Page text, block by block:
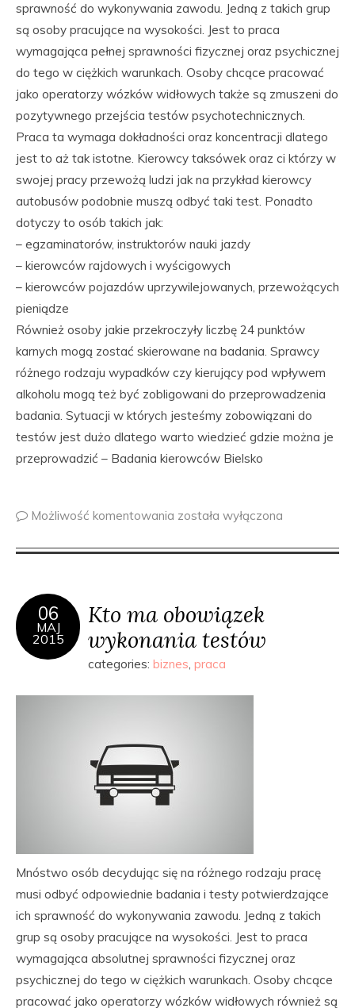
sprawność do wykonywania zawodu. Jedną z takich grup
są osoby pracujące na wysokości. Jest to praca
wymagająca pełnej sprawności fizycznej oraz psychicznej
do tego w ciężkich warunkach. Osoby chcące pracować
jako operatorzy wózków widłowych także są zmuszeni do
pozytywnego przejścia testów psychotechnicznych.
Praca ta wymaga dokładności oraz koncentracji dlatego
jest to aż tak istotne. Kierowcy taksówek oraz ci którzy w
swojej pracy przewożą ludzi jak na przykład kierowcy
autobusów podobnie muszą odbyć taki test. Ponadto
dotyczy to osób takich jak:
– egzaminatorów, instruktorów nauki jazdy
– kierowców rajdowych i wyścigowych
– kierowców pojazdów uprzywilejowanych, przewożących
pieniądze
Również osoby jakie przekroczyły liczbę 24 punktów
karnych mogą zostać skierowane na badania. Sprawcy
różnego rodzaju wypadków czy kierujący pod wpływem
alkoholu mogą też być zobligowani do przeprowadzenia
badania. Sytuacji w których jesteśmy zobowiązani do
testów jest dużo dlatego warto wiedzieć gdzie można je
przeprowadzić – Badania kierowców Bielsko
Możliwość komentowania została wyłączona
06
MAJ
2015
Kto ma obowiązek
wykonania testów
categories: biznes, praca
Mnóstwo osób decydując się na różnego rodzaju pracę
musi odbyć odpowiednie badania i testy potwierdzające
ich sprawność do wykonywania zawodu. Jedną z takich
grup są osoby pracujące na wysokości. Jest to praca
wymagająca absolutnej sprawności fizycznej oraz
psychicznej do tego w ciężkich warunkach. Osoby chcące
pracować jako operatorzy wózków widłowych również są